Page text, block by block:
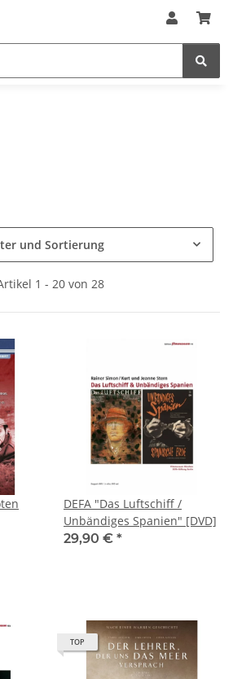
und Sortierung
1 - 20 von 28
DEFA "Das Luftschiff /
Unbändiges Spanien" [DVD]
29,90 € *
TOP